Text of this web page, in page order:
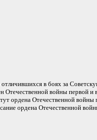
в боях за
Отечественной войны первой и
ордена Отечественной войны
ордена Отечественной